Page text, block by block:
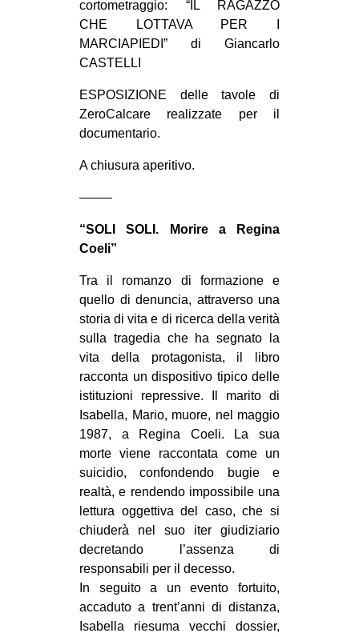
CULTURE
ARTE
RECENSIONI
ESTREMO ORIENTE
EUROPA
MEDIO ORIENTE
MONDO
EVENTI
in
Fb
tw
bsky
ms
SEARCH
cortometraggio: “IL RAGAZZO
CHE LOTTAVA PER I
MARCIAPIEDI” di Giancarlo
CASTELLI
ESPOSIZIONE delle tavole di
ZeroCalcare realizzate per il
documentario.
A chiusura aperitivo.
——–
“SOLI SOLI. Morire a Regina
Coeli”
Tra il romanzo di formazione e
quello di denuncia, attraverso una
storia di vita e di ricerca della verità
sulla tragedia che ha segnato la
vita della protagonista, il libro
racconta un dispositivo tipico delle
istituzioni repressive. Il marito di
Isabella, Mario, muore, nel maggio
1987, a Regina Coeli. La sua
morte viene raccontata come un
suicidio, confondendo bugie e
realtà, e rendendo impossibile una
lettura oggettiva del caso, che si
chiuderà nel suo iter giudiziario
decretando l’assenza di
responsabili per il decesso.
In seguito a un evento fortuito,
accaduto a trent’anni di distanza,
Isabella riesuma vecchi dossier,